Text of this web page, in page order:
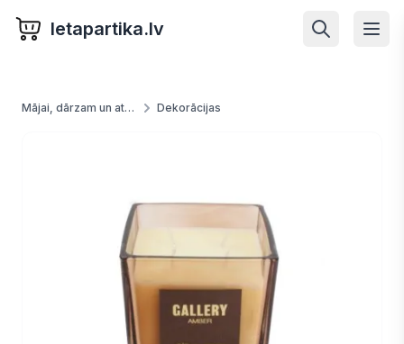
letapartika.lv
Mājai, dārzam un atpūtai Dekorācijas